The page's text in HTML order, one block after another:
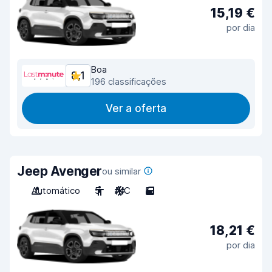
15,19 €
por dia
8,1
Boa
196 classificações
Ver a oferta
Jeep Avengerou similar
Automático
5 A/C 5
18,21 €
por dia